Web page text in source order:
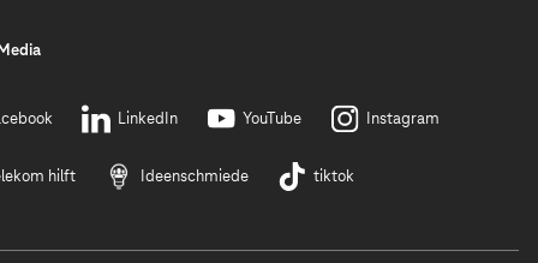
LinkedIn YouTube Instagram
hilft Ideenschmiede tiktok